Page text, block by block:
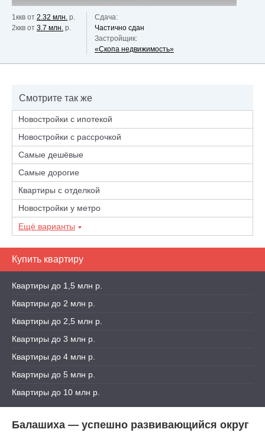
1ккв от 2.32 млн. р.
2ккв от 3.7 млн. р.
Сдача:
Частично сдан
Застройщик:
«Скопа недвижимость»
Смотрите так же
Новостройки с ипотекой
Новостройки с рассрочкой
Самые дешёвые
Самые дорогие
Квартиры с отделкой
Новостройки у метро
Ещё варианты
Купить квартиру
Квартиры до 1,5 млн р.
Квартиры до 2 млн р.
Квартиры до 2,5 млн р.
Квартиры до 3 млн р.
Квартиры до 4 млн р.
Квартиры до 5 млн р.
Квартиры до 10 млн р.
Балашиха — успешно развивающийся округ